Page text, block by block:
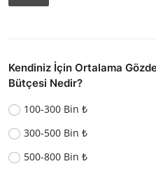
Kendiniz İçin Ortalama
Bütçesi Nedir?
100-300 Bin ₺
300-500 Bin ₺
500-800 Bin ₺